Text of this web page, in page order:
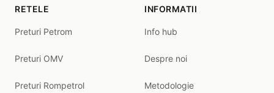
RETELE
Preturi Petrom
Preturi OMV
Preturi Rompetrol
INFORMATII
Info hub
Despre noi
Metodologie